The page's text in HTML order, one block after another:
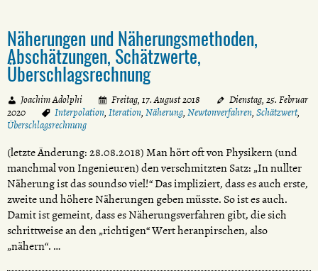
Näherungen und Näherungsmethoden,
Abschätzungen, Schätzwerte,
Überschlagsrechnung
Joachim Adolphi Freitag, 17. August 2018
Dienstag, 25. Februar
2020
Interpolation, Iteration, Näherung, Newtonverfahren, Schätzwert,
Überschlagsrechnung
(letzte Änderung: 28.08.2018) Man hört oft von Physikern (und
manchmal von Ingenieuren) den verschmitzten Satz: „In nullter
Näherung ist das soundso viel!“ Das impliziert, dass es auch erste,
zweite und höhere Näherungen geben müsste. So ist es auch.
Damit ist gemeint, dass es Näherungsverfahren gibt, die sich
schrittweise an den „richtigen“ Wert heranpirschen, also
„nähern“. …